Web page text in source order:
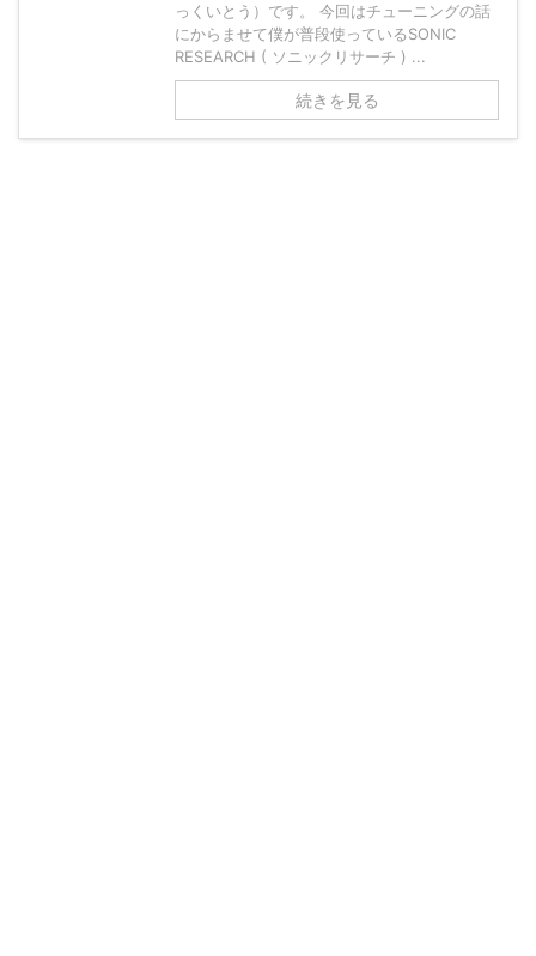
っくいとう）です。 今回はチューニングの話
にからませて僕が普段使っているSONIC
RESEARCH ( ソニックリサーチ ) ...
続きを見る